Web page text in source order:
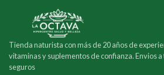
Tienda naturista con más de 20 años de
vitaminas y suplementos de confianza. Envios
seguros